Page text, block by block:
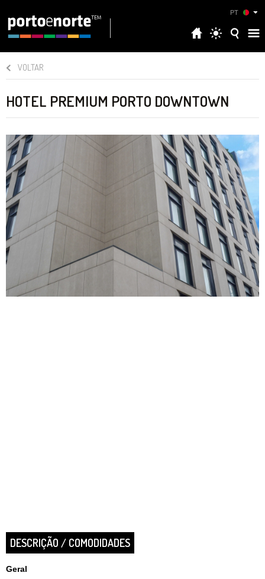
PT
VOLTAR
HOTEL PREMIUM PORTO DOWNTOWN
DESCRIÇÃO / COMODIDADES
Geral